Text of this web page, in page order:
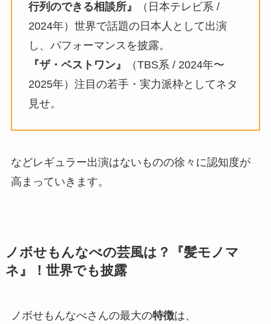
行列のできる相談所』
（日本テレビ系 /
2024年）世界で話題の日本人として出演
し、パフォーマンスを披露。
『ザ・ベストワン』
（TBS系 / 2024年〜
2025年）注目の若手・実力派枠としてネタ
見せ。
などレギュラー出演はないものの徐々に認知度が
高まっていきます。
ノボせもんなべの芸風は？『髪モノマ
ネ』！世界でも披露
ノボせもんなべさんの最大の特徴は、